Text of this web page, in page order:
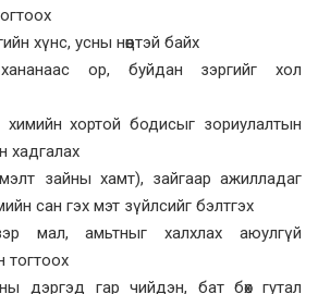
хүнс, усны нөөцтэй байх
ор, буйдан зэргийг хол
хортой бодисыг зориулалтын
хадгалах
зайны хамт), зайгаар ажилладаг
сан гэх мэт зүйлсийг бэлтгэх
мал, амьтныг халхлах аюулгүй
тогтоох
дэргэд гар чийдэн, бат бөх гутал